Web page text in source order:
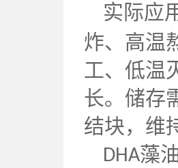
实际应
炸、高温
工、低温
长。储存
结块，维
DHA藻